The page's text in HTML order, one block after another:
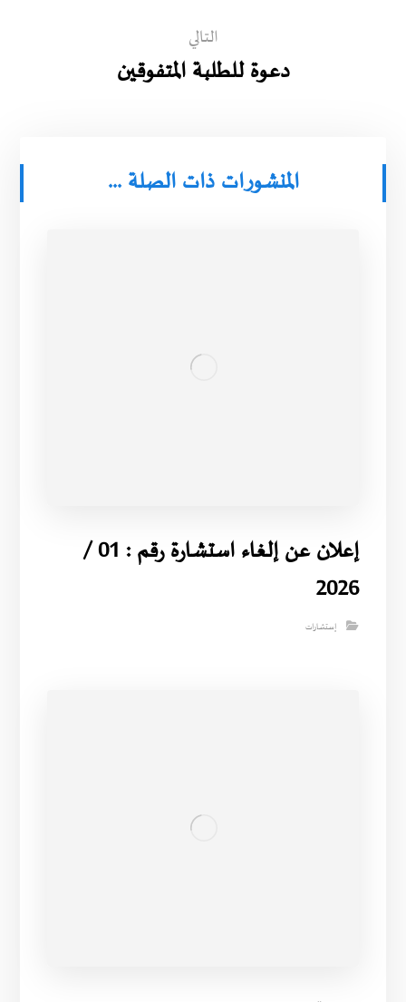
التالي
دعوة للطلبة المتفوقين
المنشورات ذات الصلة ...
إعلان عن إلغاء استشارة رقم : 01 /
2026
إستشارات